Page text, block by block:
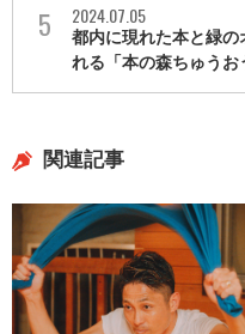
2024.07.05
都内に現れた本と緑
れる「本の森ちゅうお
関連記事